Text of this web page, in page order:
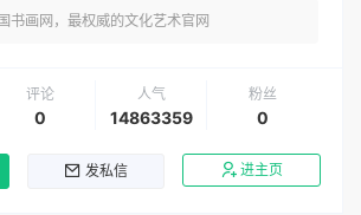
书画网，最权威的文化艺术官网
评论
0
人气
14863359
粉丝
0
发私信 进主页